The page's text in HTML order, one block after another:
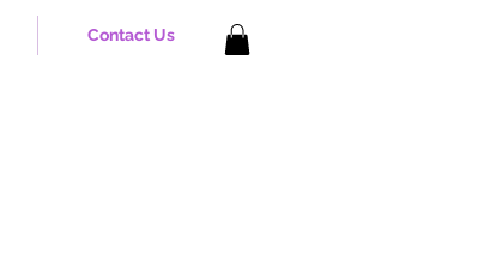
Contact Us